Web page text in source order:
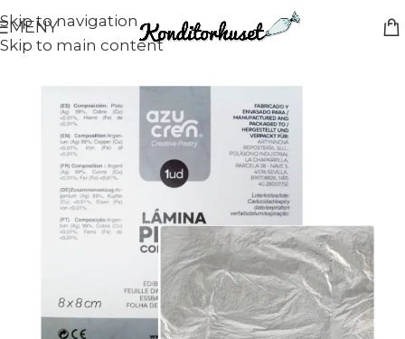
Skip to navigation
Skip to main content
MENY